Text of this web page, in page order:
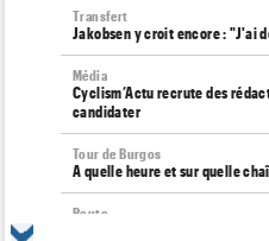
Transfert
Jakobsen y croit encore : "J'ai
Média
Cyclism’Actu recrute des
candidater
Tour de Burgos
A quelle heure et sur quelle
Route